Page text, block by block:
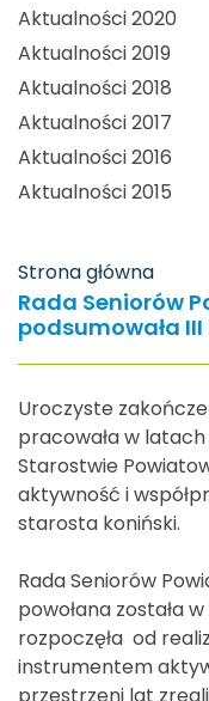
Aktualności 2020
Aktualności 2019
Aktualności 2018
Aktualności 2017
Aktualności 2016
Aktualności 2015
Strona główna
Rada Seniorów
podsumowała
Uroczyste
pracowała w latach
Starostwie
aktywność i
starosta koniński.
Rada Seniorów
powołana została
rozpoczęła od
instrumentem
przestrzeni lat